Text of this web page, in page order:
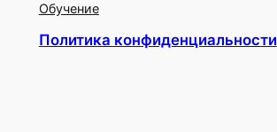
Обучение
Политика конфиденциальности